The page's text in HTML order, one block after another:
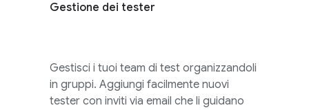
Gestione dei tester
Gestisci i tuoi team di test organizzandoli
in gruppi. Aggiungi facilmente nuovi
tester con inviti via email che li guidano